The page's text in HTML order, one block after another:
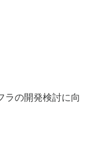
ラの開発検討に向